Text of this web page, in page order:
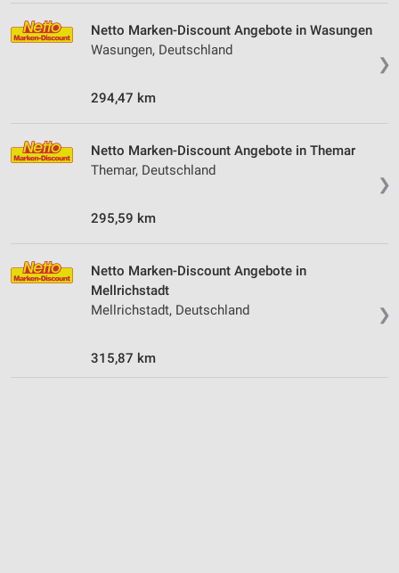
❯
Netto Marken-Discount Angebote in Wasungen
Wasungen, Deutschland
294,47 km
❯
Netto Marken-Discount Angebote in Themar
Themar, Deutschland
295,59 km
❯
Netto Marken-Discount Angebote in
Mellrichstadt
Mellrichstadt, Deutschland
315,87 km
Performance